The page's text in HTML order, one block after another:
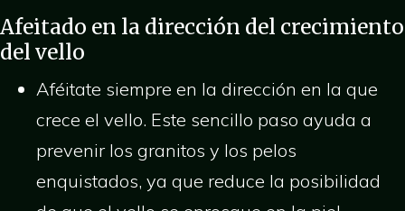
Afeitado en la dirección del crecimiento
del vello
Aféitate siempre en la dirección en la que
crece el vello. Este sencillo paso ayuda a
prevenir los granitos y los pelos
enquistados, ya que reduce la posibilidad